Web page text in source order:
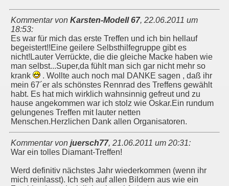
Kommentar von Karsten-Modell 67, 22.06.2011 um
18:53:
Es war für mich das erste Treffen und ich bin hellauf
begeistert!!Eine geilere Selbsthilfegruppe gibt es
nicht!Lauter Verrückte, die die gleiche Macke haben wie
man selbst...Super,da fühlt man sich gar nicht mehr so
krank
. Wollte auch noch mal DANKE sagen , daß ihr
mein 67´er als schönstes Rennrad des Treffens gewählt
habt. Es hat mich wirklich wahnsinnig gefreut und zu
hause angekommen war ich stolz wie Oskar.Ein rundum
gelungenes Treffen mit lauter netten
Menschen.Herzlichen Dank allen Organisatoren.
Kommentar von juersch77, 21.06.2011 um 20:31:
War ein tolles Diamant-Treffen!
Werd definitiv nächstes Jahr wiederkommen (wenn ihr
mich reinlasst). Ich seh auf allen Bildern aus wie ein